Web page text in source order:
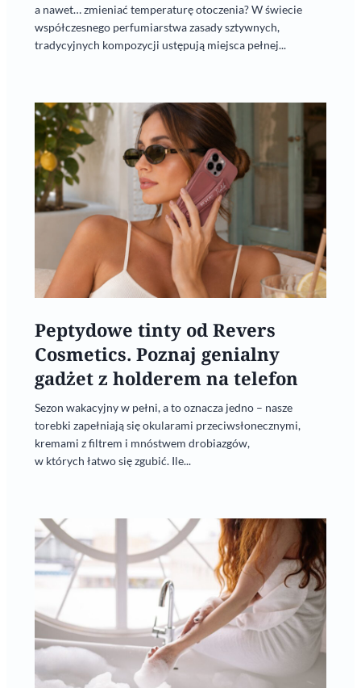
a nawet… zmieniać temperaturę otoczenia? W świecie
współczesnego perfumiarstwa zasady sztywnych,
tradycyjnych kompozycji ustępują miejsca pełnej...
Peptydowe tinty od Revers
Cosmetics. Poznaj genialny
gadżet z holderem na telefon
Sezon wakacyjny w pełni, a to oznacza jedno – nasze
torebki zapełniają się okularami przeciwsłonecznymi,
kremami z filtrem i mnóstwem drobiazgów,
w których łatwo się zgubić. Ile...